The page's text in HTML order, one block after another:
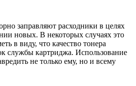
заправляют расходники в целях
новых. В некоторых случаях это
в виду, что качество тонера
службы картриджа. Использование
не только ему, но и всему